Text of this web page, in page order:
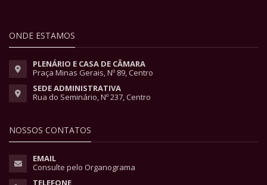
ONDE ESTAMOS
PLENÁRIO E CASA DE CÂMARA
Praça Minas Gerais, Nº 89, Centro
SEDE ADMINISTRATIVA
Rua do Seminário, Nº 237, Centro
NOSSOS CONTATOS
EMAIL
Consulte pelo Organograma
TELEFONE